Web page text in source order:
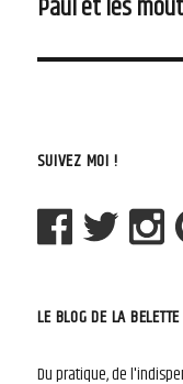
Article
Paul et les
SUIVEZ MOI !
LE BLOG DE LA BELETTE
Du pratique, de